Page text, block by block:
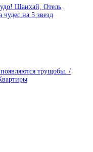
Шанхай, Отель
на 5 звезд
трущобы. /